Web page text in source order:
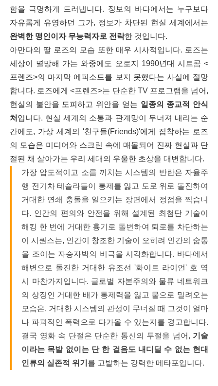
함을 극명하게 드러냅니다. 정보의 바다에서는 누구보다
자유롭게 유영하던 그가, 정보가 차단된 현실 세계에서는
완벽한 맹인이자 무능력자로 전락한 것입니다.
아만다의 딸 로즈의 모습 또한 매우 시사적입니다. 로즈는
세상이 멸망해 가는 와중에도 오로지 1990년대 시트콤 <
프렌즈>의 마지막 에피소드를 보지 못했다는 사실에 절망
합니다. 로즈에게 <프렌즈>는 단순한 TV 프로그램을 넘어,
현실의 불안을 도피하고 위안을 얻는 일종의 종교적 안식
처 입니다. 현실 세계의 소통과 관계망이 무너져 내리는 순
간에도, 가상 세계의 '친구들(Friends)'에게 집착하는 로즈
의 모습은 미디어와 스크린 속에 매몰되어 진짜 현실과 단
절된 채 살아가는 우리 세대의 우울한 초상을 대변합니다.
가장 압도적이고 소름 끼치는 시스템의 반란은 자율주
행 전기차 테슬라들이 통제를 잃고 도로 위로 돌진하여
거대한 연쇄 충돌을 일으키는 장면에서 정점을 찍습니
다. 인간의 편의와 안전을 위해 설계된 최첨단 기술이
해킹 한 번에 거대한 흉기로 돌변하여 퇴로를 차단하는
이 시퀀스는, 인간이 창조한 기술이 오히려 인간의 숨통
을 조이는 자승자박의 비극을 시각화합니다. 바다에서
해변으로 돌진한 거대한 유조선 '화이트 라이언' 호 역
시 마찬가지입니다. 글로벌 자본주의와 물류 네트워크
의 상징인 거대한 배가 통제력을 잃고 뭍으로 밀려오는
모습은, 거대한 시스템의 관성이 무너질 때 그것이 얼마
나 파괴적인 폭력으로 다가올 수 있는지를 경고합니다.
결국 영화 속 단절은 단순한 통신의 두절을 넘어, 기술
이라는 목발 없이는 단 한 걸음도 내디딜 수 없는 현대
인류의 실존적 위기 를 고발하는 강력한 메타포입니다.